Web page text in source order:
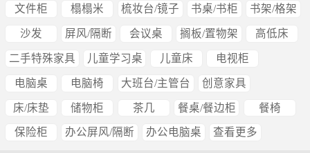
文件柜 榻榻米 梳妆台/镜子 书桌/书柜 书架/格架
沙发 屏风/隔断 会议桌 搁板/置物架 高低床
二手特殊家具 儿童学习桌 儿童床 电视柜
电脑桌 电脑椅 大班台/主管台 创意家具
床/床垫 储物柜 茶几 餐桌/餐边柜 餐椅
保险柜 办公屏风/隔断 办公电脑桌 查看更多